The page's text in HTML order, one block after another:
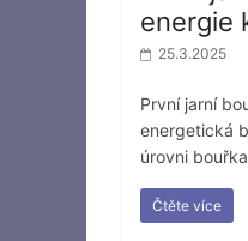
energie
25.3.2025
První jarní
energetická
úrovni
Čtěte více